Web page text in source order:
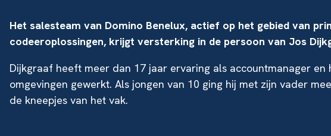
Het salesteam van Domino Benelux, actief op het gebied van
codeeroplossingen, krijgt versterking in de persoon van Jos
Dijkgraaf heeft meer dan 17 jaar ervaring als accountmanager en
omgevingen gewerkt. Als jongen van 10 ging hij met zijn vader
de kneepjes van het vak.